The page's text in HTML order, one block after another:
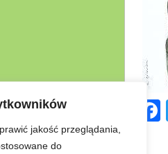
jakość przeglądania,
do